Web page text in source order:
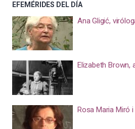
EFEMÉRIDES DEL DÍA
Ana Gligić,
Elizabeth Brown,
Rosa Maria Miró